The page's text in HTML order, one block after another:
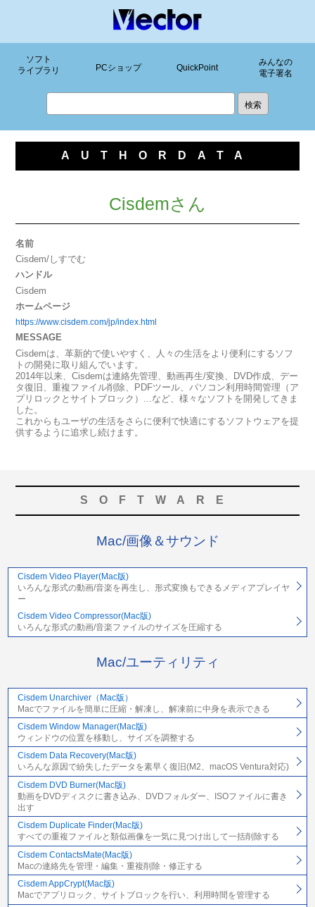
ソフト
ライブラリ
PCショップ QuickPoint
みんなの
電子署名
AUTHORDATA
Cisdemさん
名前
Cisdem/しすでむ
ハンドル
Cisdem
ホームページ
https://www.cisdem.com/jp/index.html
MESSAGE
Cisdemは、革新的で使いやすく、人々の生活をより便利にするソフ
トの開発に取り組んでいます。
2014年以来、Cisdemは連絡先管理、動画再生/変換、DVD作成、デー
タ復旧、重複ファイル削除、PDFツール、パソコン利用時間管理（ア
プリロックとサイトブロック）...など、様々なソフトを開発してきま
した。
これからもユーザの生活をさらに便利で快適にするソフトウェアを提
供するように追求し続けます。
SOFTWARE
Mac/画像＆サウンド
Cisdem Video Player(Mac版)
いろんな形式の動画/音楽を再生し、形式変換もできるメディアプレイヤ
ー
Cisdem Video Compressor(Mac版)
いろんな形式の動画/音楽ファイルのサイズを圧縮する
Mac/ユーティリティ
Cisdem Unarchiver（Mac版）
Macでファイルを簡単に圧縮・解凍し、解凍前に中身を表示できる
Cisdem Window Manager(Mac版)
ウィンドウの位置を移動し、サイズを調整する
Cisdem Data Recovery(Mac版)
いろんな原因で紛失したデータを素早く復旧(M2、macOS Ventura対応)
Cisdem DVD Burner(Mac版)
動画をDVDディスクに書き込み、DVDフォルダー、ISOファイルに書き
出す
Cisdem Duplicate Finder(Mac版)
すべての重複ファイルと類似画像を一気に見つけ出して一括削除する
Cisdem ContactsMate(Mac版)
Macの連絡先を管理・編集・重複削除・修正する
Cisdem AppCrypt(Mac版)
Macでアプリロック、サイトブロックを行い、利用時間を管理する